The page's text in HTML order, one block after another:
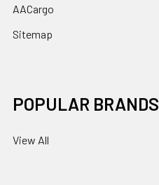
AACargo
Sitemap
POPULAR BRANDS
View All